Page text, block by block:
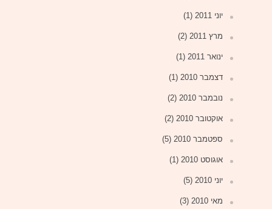
יוני 2011 (1)
מרץ 2011 (2)
ינואר 2011 (1)
דצמבר 2010 (1)
נובמבר 2010 (2)
אוקטובר 2010 (2)
ספטמבר 2010 (5)
אוגוסט 2010 (1)
יוני 2010 (5)
מאי 2010 (3)